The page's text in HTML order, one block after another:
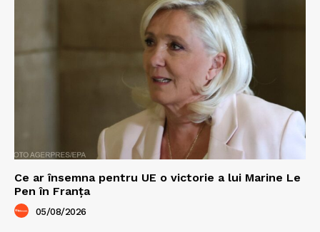
Ce ar însemna pentru UE o victorie a lui Marine Le
Pen în Franța
05/08/2026